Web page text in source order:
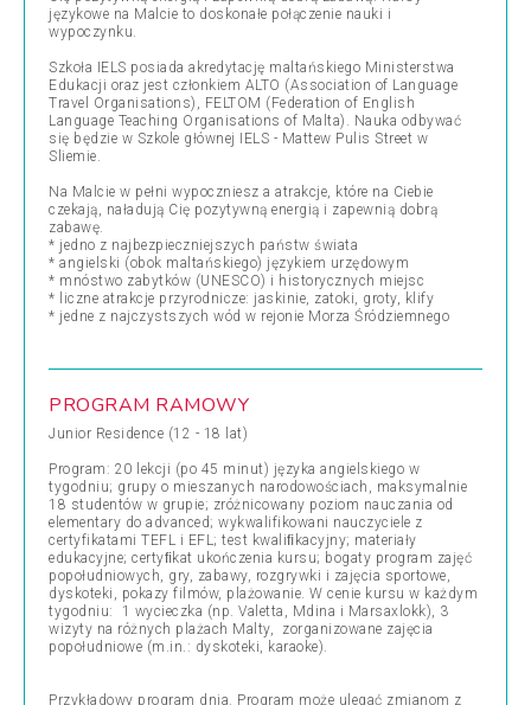
językowe na Malcie to doskonałe połączenie nauki i
wypoczynku.
Szkoła IELS posiada akredytację maltańskiego Ministerstwa
Edukacji oraz jest członkiem ALTO (Association of Language
Travel Organisations), FELTOM (Federation of English
Language Teaching Organisations of Malta). Nauka odbywać
się będzie w Szkole głównej IELS - Mattew Pulis Street w
Sliemie.
Na Malcie w pełni wypoczniesz a atrakcje, które na Ciebie
czekają, naładują Cię pozytywną energią i zapewnią dobrą
zabawę.
* jedno z najbezpieczniejszych państw świata
* angielski (obok maltańskiego) językiem urzędowym
* mnóstwo zabytków (UNESCO) i historycznych miejsc
* liczne atrakcje przyrodnicze: jaskinie, zatoki, groty, klify
* jedne z najczystszych wód w rejonie Morza Śródziemnego
PROGRAM RAMOWY
Junior Residence (12 - 18 lat)
Program: 20 lekcji (po 45 minut) języka angielskiego w
tygodniu; grupy o mieszanych narodowościach, maksymalnie
18 studentów w grupie; zróżnicowany poziom nauczania od
elementary do advanced; wykwalifikowani nauczyciele z
certyfikatami TEFL i EFL; test kwaliﬁkacyjny; materiały
edukacyjne; certyﬁkat ukończenia kursu; bogaty program zajęć
popołudniowych, gry, zabawy, rozgrywki i zajęcia sportowe,
dyskoteki, pokazy filmów, plażowanie. W cenie kursu w każdym
tygodniu: 1 wycieczka (np. Valetta, Mdina i Marsaxlokk), 3
wizyty na różnych plażach Malty, zorganizowane zajęcia
popołudniowe (m.in.: dyskoteki, karaoke).
Przykładowy program dnia. Program może ulegać zmianom z